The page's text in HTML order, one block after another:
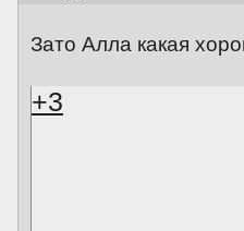
Зато Алла какая
+3